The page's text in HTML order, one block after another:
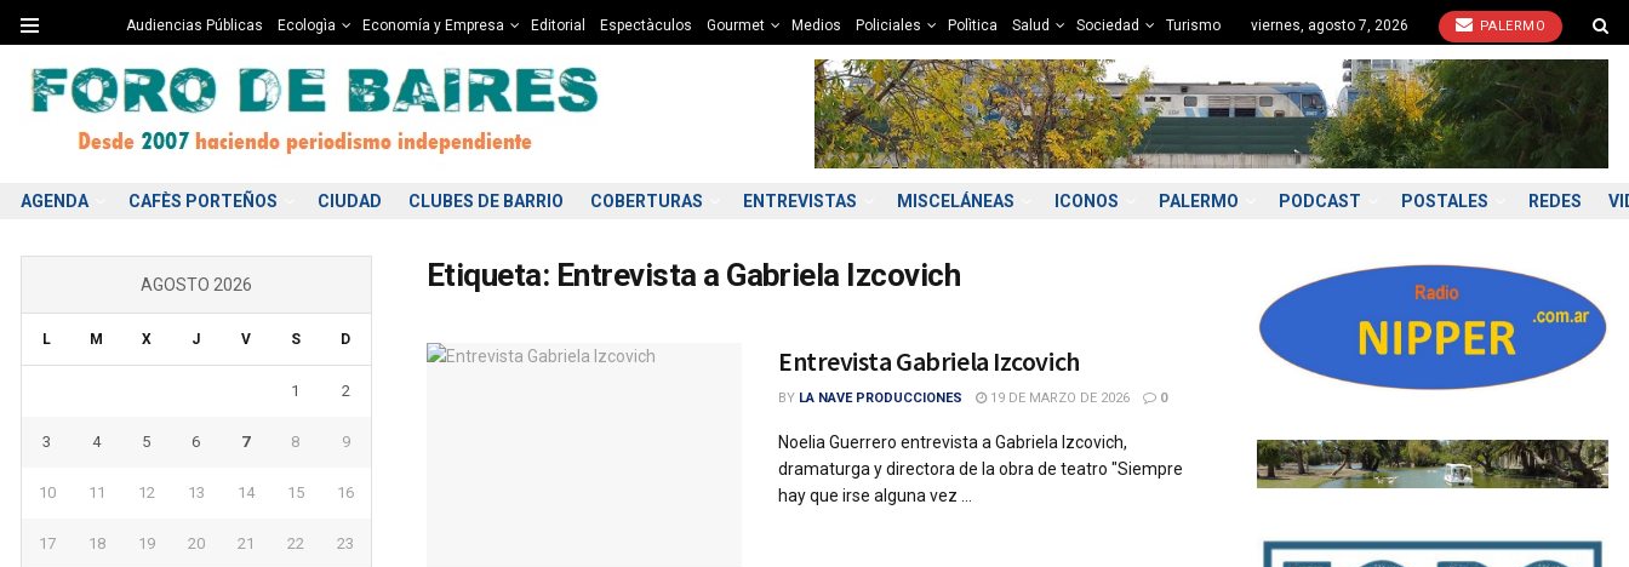
Audiencias Públicas Ecologìa Economía y Empresa Editorial Espectàculos Gourmet Medios Policiales Polìtica Salud Sociedad Turismo viernes, agosto 7, 2026 PALERMO
AGENDA CAFÈS PORTEÑOS CIUDAD CLUBES DE BARRIO COBERTURAS ENTREVISTAS MISCELÁNEAS ICONOS PALERMO PODCAST POSTALES REDES
Etiqueta: Entrevista a Gabriela Izcovich
Entrevista Gabriela Izcovich
BY LA NAVE PRODUCCIONES 19 DE MARZO DE 2026 0
Noelia Guerrero entrevista a Gabriela Izcovich,
dramaturga y directora de la obra de teatro "Siempre
hay que irse alguna vez ...
AGOSTO 2026
L M X J V S D
1 2
3 4 5 6 7 8 9
10 11 12 13 14 15 16
17 18 19 20 21 22 23